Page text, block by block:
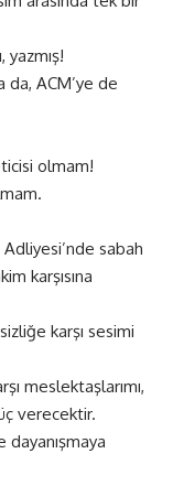
yazmış!
da, ACM’ye de
olmam!
sabah
karşısına
karşı sesimi
meslektaşlarımı,
verecektir.